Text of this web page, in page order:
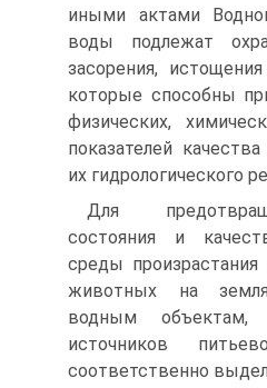
иными актами
воды подлежат
засорения,
которые способны
физических,
показателей
их гидрологического
Для
состояния и
среды произрастания
животных на
водным
источников
соответственно